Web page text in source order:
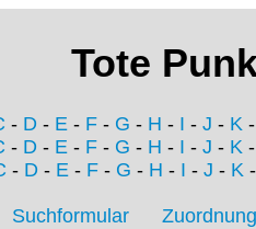
Tote
- D - E - F - G - H - I - J - K
- D - E - F - G - H - I - J - K
- D- E- F- G - H - I - J - K
Suchformular